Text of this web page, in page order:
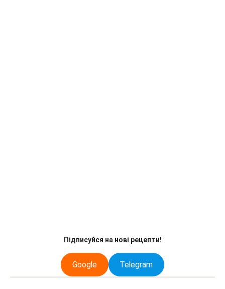
Підписуйся на нові рецепти!
Google Telegram